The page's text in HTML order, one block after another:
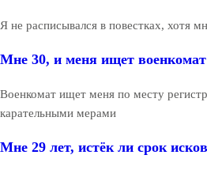
Я не расписывался в повестках, хотя
Мне 30, и меня ищет военкомат
Военкомат ищет меня по месту
карательными мерами
Мне 29 лет, истёк ли срок